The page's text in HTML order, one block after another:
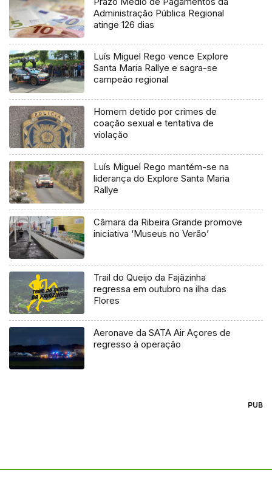
Administração Pública Regional
atinge 126 dias
Luís Miguel Rego vence Explore
Santa Maria Rallye e sagra-se
campeão regional
Homem detido por crimes de
coação sexual e tentativa de
violação
Luís Miguel Rego mantém-se na
liderança do Explore Santa Maria
Rallye
Câmara da Ribeira Grande promove
iniciativa ‘Museus no Verão’
Trail do Queijo da Fajãzinha
regressa em outubro na ilha das
Flores
Aeronave da SATA Air Açores de
regresso à operação
PUB